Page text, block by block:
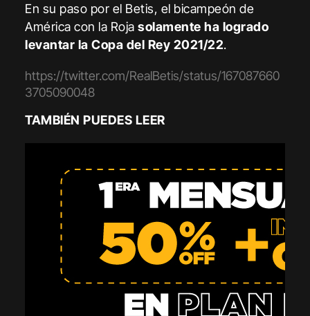
En su paso por el Betis, el bicampeón de
América con la Rojasolamente ha logrado
levantar la Copa del Rey 2021/22.
https://twitter.com/RealBetis/status/167087660
3705090048
TAMBIÉN PUEDES LEER